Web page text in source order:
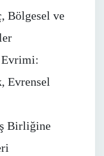
Bölgesel ve
Evrimi:
Evrensel
Birliğine